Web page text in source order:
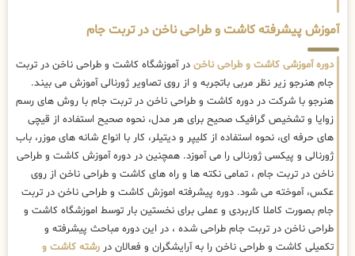
آموزش پیشرفته کاشت و طراحی ناخن در تربت جام
دوره آموزشی کاشت و طراحی ناخن در آموزشگاه کاشت و طراحی ناخن در تربت
جام هنرجو زیر نظر مربی باتجربه و از روی تصاویر ژورنالی آموزش می بیند.
هنرجو با شرکت در دوره کاشت و طراحی ناخن در تربت جام با روش های رسم
زوایا و تشخیص گرافیک صحیح برای هر مدل، نحوه صحیح استفاده از قیچی
های حرفه ای، نحوه استفاده از کلیپر و دیتیلر، کار با انواع شانه های موزر، باب
ژورنالی و پیکسی ژورنالی را می آموزد. همچنین در دوره آموزش کاشت و طراحی
ناخن در تربت جام ، تمامی نکته ها و راه های کاشت و طراحی ناخن از روی
عکس، آموخته می شود. دوره پیشرفته اموزش کاشت و طراحی ناخن در تربت
جام بصورت کاملا کاربردی و عملی برای نخستین بار توسط اموزشگاه کاشت و
طراحی ناخن در تربت جام طراحی شده ، در این دوره مباحث پیشرفته و
تکمیلی کاشت و طراحی ناخن را به آرایشگران و فعالان در رشته کاشت و